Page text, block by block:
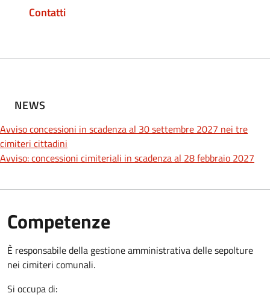
Contatti
NEWS
Avviso concessioni in scadenza al 30 settembre 2027 nei tre
cimiteri cittadini
Avviso: concessioni cimiteriali in scadenza al 28 febbraio 2027
Competenze
È responsabile della gestione amministrativa delle sepolture
nei cimiteri comunali.
Si occupa di: